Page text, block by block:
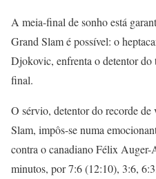
A meia-final de sonho está
Grand Slam é possível: o
Djokovic, enfrenta o detentor
final.
O sérvio, detentor do recorde
Slam, impôs-se numa
contra o canadiano Félix Auger-
minutos, por 7:6 (12:10), 3:6,